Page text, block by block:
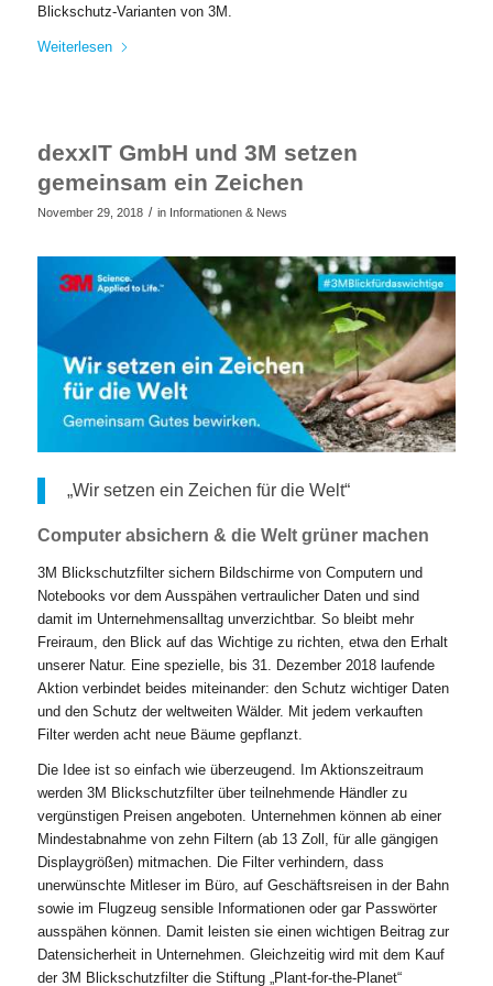
Blickschutz-Varianten von 3M.
Weiterlesen
dexxIT GmbH und 3M setzen
gemeinsam ein Zeichen
November 29, 2018 / in Informationen & News
„Wir setzen ein Zeichen für die Welt“
Computer absichern & die Welt grüner machen
3M Blickschutzfilter sichern Bildschirme von Computern und
Notebooks vor dem Ausspähen vertraulicher Daten und sind
damit im Unternehmensalltag unverzichtbar. So bleibt mehr
Freiraum, den Blick auf das Wichtige zu richten, etwa den Erhalt
unserer Natur. Eine spezielle, bis 31. Dezember 2018 laufende
Aktion verbindet beides miteinander: den Schutz wichtiger Daten
und den Schutz der weltweiten Wälder. Mit jedem verkauften
Filter werden acht neue Bäume gepflanzt.
Die Idee ist so einfach wie überzeugend. Im Aktionszeitraum
werden 3M Blickschutzfilter über teilnehmende Händler zu
vergünstigen Preisen angeboten. Unternehmen können ab einer
Mindestabnahme von zehn Filtern (ab 13 Zoll, für alle gängigen
Displaygrößen) mitmachen. Die Filter verhindern, dass
unerwünschte Mitleser im Büro, auf Geschäftsreisen in der Bahn
sowie im Flugzeug sensible Informationen oder gar Passwörter
ausspähen können. Damit leisten sie einen wichtigen Beitrag zur
Datensicherheit in Unternehmen. Gleichzeitig wird mit dem Kauf
der 3M Blickschutzfilter die Stiftung „Plant-for-the-Planet“